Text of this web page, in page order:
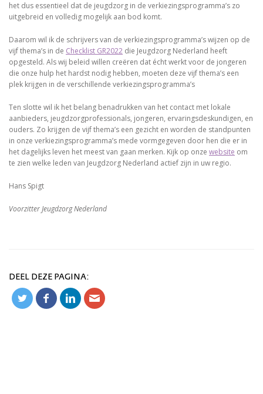
het dus essentieel dat de jeugdzorg in de verkiezingsprogramma’s zo
uitgebreid en volledig mogelijk aan bod komt.
Daarom wil ik de schrijvers van de verkiezingsprogramma’s wijzen op de
vijf thema’s in de Checklist GR2022 die Jeugdzorg Nederland heeft
opgesteld. Als wij beleid willen creëren dat écht werkt voor de jongeren
die onze hulp het hardst nodig hebben, moeten deze vijf thema’s een
plek krijgen in de verschillende verkiezingsprogramma’s
Ten slotte wil ik het belang benadrukken van het contact met lokale
aanbieders, jeugdzorgprofessionals, jongeren, ervaringsdeskundigen, en
ouders. Zo krijgen de vijf thema’s een gezicht en worden de standpunten
in onze verkiezingsprogramma’s mede vormgegeven door hen die er in
het dagelijks leven het meest van gaan merken. Kijk op onze website om
te zien welke leden van Jeugdzorg Nederland actief zijn in uw regio.
Hans Spigt
Voorzitter Jeugdzorg Nederland
DEEL DEZE PAGINA: